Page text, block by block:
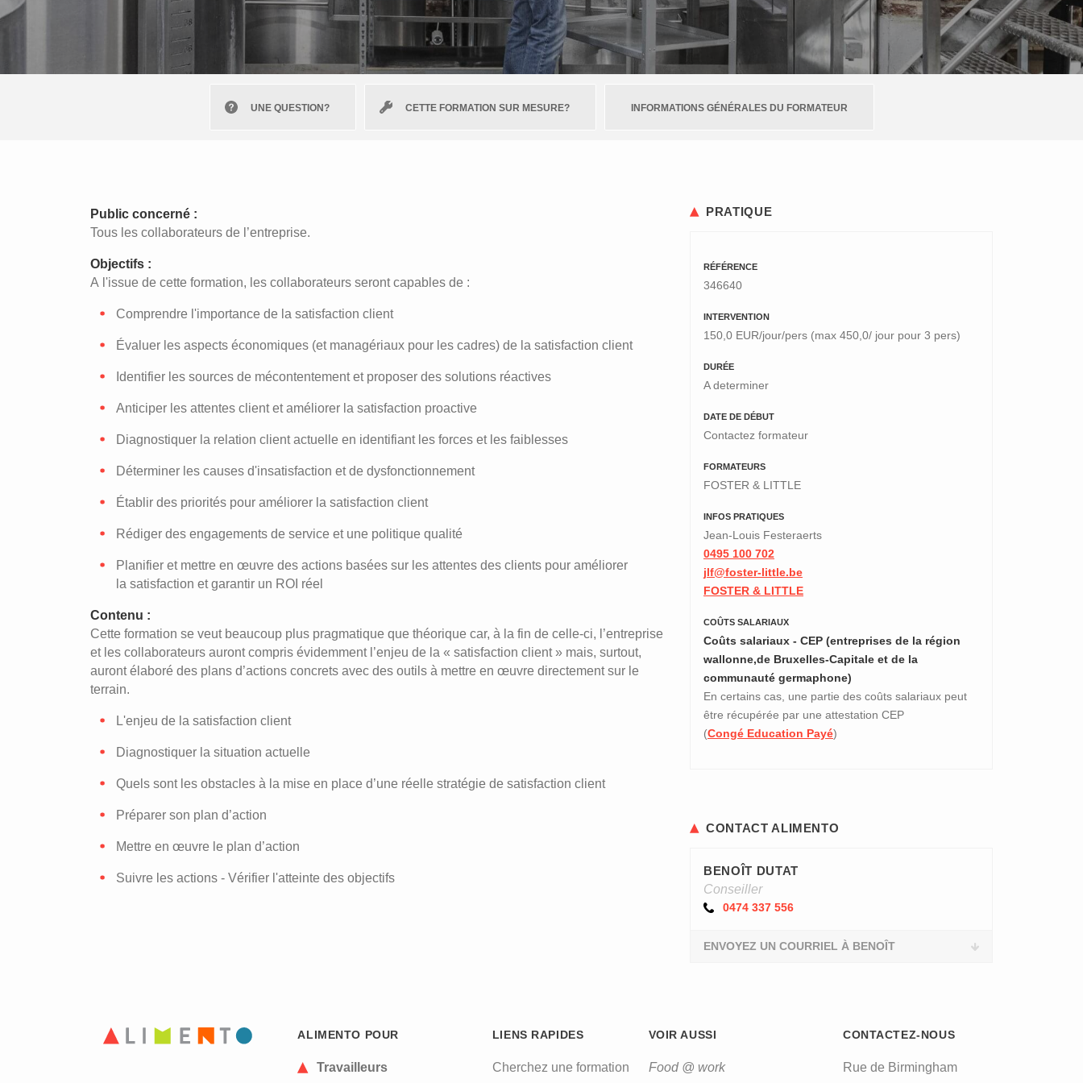
UNE QUESTION? CETTE FORMATION SUR MESURE? INFORMATIONS GÉNÉRALES DU FORMATEUR
Public concerné :
Tous les collaborateurs de l’entreprise.
Objectifs :
A l'issue de cette formation, les collaborateurs seront capables de :
Comprendre l'importance de la satisfaction client
Évaluer les aspects économiques (et managériaux pour les cadres) de la satisfaction client
Identifier les sources de mécontentement et proposer des solutions réactives
Anticiper les attentes client et améliorer la satisfaction proactive
Diagnostiquer la relation client actuelle en identifiant les forces et les faiblesses
Déterminer les causes d'insatisfaction et de dysfonctionnement
Établir des priorités pour améliorer la satisfaction client
Rédiger des engagements de service et une politique qualité
Planifier et mettre en œuvre des actions basées sur les attentes des clients pour améliorer
la satisfaction et garantir un ROI réel
Contenu :
Cette formation se veut beaucoup plus pragmatique que théorique car, à la fin de celle-ci, l’entreprise
et les collaborateurs auront compris évidemment l’enjeu de la « satisfaction client » mais, surtout,
auront élaboré des plans d’actions concrets avec des outils à mettre en œuvre directement sur le
terrain.
L'enjeu de la satisfaction client
Diagnostiquer la situation actuelle
Quels sont les obstacles à la mise en place d’une réelle stratégie de satisfaction client
Préparer son plan d’action
Mettre en œuvre le plan d’action
Suivre les actions - Vérifier l'atteinte des objectifs
PRATIQUE
RÉFÉRENCE
346640
INTERVENTION
150,0 EUR/jour/pers (max 450,0/ jour pour 3 pers)
DURÉE
A determiner
DATE DE DÉBUT
Contactez formateur
FORMATEURS
FOSTER & LITTLE
INFOS PRATIQUES
Jean-Louis Festeraerts
0495 100 702
jlf@foster-little.be
FOSTER & LITTLE
COÛTS SALARIAUX
Coûts salariaux - CEP (entreprises de la région
wallonne,de Bruxelles-Capitale et de la
communauté germaphone)
En certains cas, une partie des coûts salariaux peut
être récupérée par une attestation CEP
(Congé Education Payé)
CONTACT ALIMENTO
BENOÎT DUTAT
Conseiller
0474 337 556
ENVOYEZ UN COURRIEL À BENOÎT
ALIMENTO POUR
Travailleurs
LIENS RAPIDES
Cherchez une formation
VOIR AUSSI
Food @ work
CONTACTEZ-NOUS
Rue de Birmingham